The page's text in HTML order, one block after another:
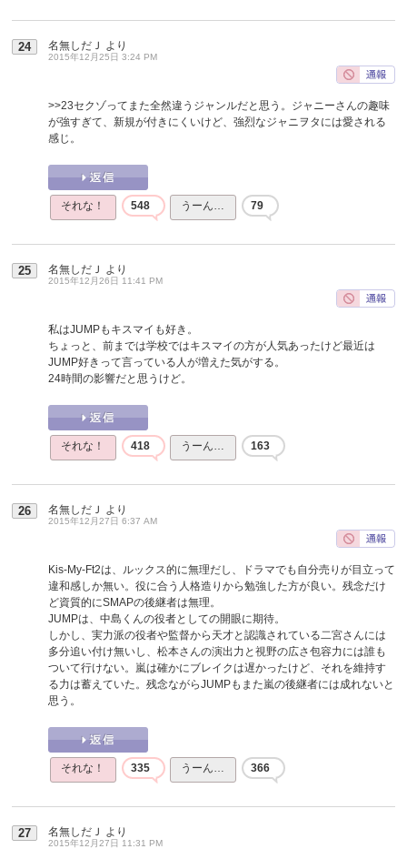
24 名無しだＪ より
2015年12月25日 3:24 PM
>>23セクゾってまた全然違うジャンルだと思う。ジャニーさんの趣味
が強すぎて、新規が付きにくいけど、強烈なジャニヲタには愛される
感じ。
それな！ 548 うーん… 79
25 名無しだＪ より
2015年12月26日 11:41 PM
私はJUMPもキスマイも好き。
ちょっと、前までは学校ではキスマイの方が人気あったけど最近は
JUMP好きって言っている人が増えた気がする。
24時間の影響だと思うけど。
それな！ 418 うーん… 163
26 名無しだＪ より
2015年12月27日 6:37 AM
Kis-My-Ft2は、ルックス的に無理だし、ドラマでも自分売りが目立って
違和感しか無い。役に合う人格造りから勉強した方が良い。残念だけ
ど資質的にSMAPの後継者は無理。
JUMPは、中島くんの役者としての開眼に期待。
しかし、実力派の役者や監督から天才と認識されている二宮さんには
多分追い付け無いし、松本さんの演出力と視野の広さ包容力には誰も
ついて行けない。嵐は確かにブレイクは遅かったけど、それを維持す
る力は蓄えていた。残念ながらJUMPもまた嵐の後継者には成れないと
思う。
それな！ 335 うーん… 366
27 名無しだＪ より
2015年12月27日 11:31 PM